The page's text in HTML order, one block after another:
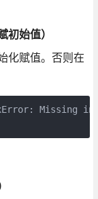
始值）
化赋值。否则在
Missing